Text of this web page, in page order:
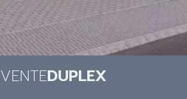
VENTEDUPLEX